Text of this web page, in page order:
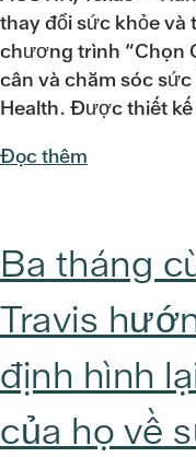
thay đổi sức khỏe và
chương trình “Chọn
cân và chăm sóc
Health. Được thiết
Đọc thêm
Ba tháng
Travis
định hình
của họ về